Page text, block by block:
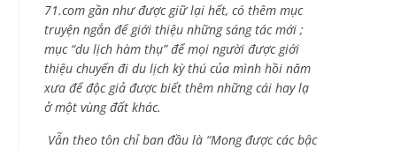
71.com gần như được giữ lại hết, có thêm mục
truyện ngắn để giới thiệu những sáng tác mới ;
mục “du lịch hàm thụ” để mọi người được giới
thiệu chuyến đi du lịch kỳ thú của mình hồi năm
xưa để độc giả được biết thêm những cái hay lạ
ở một vùng đất khác.
Vẫn theo tôn chỉ ban đầu là “Mong được các bậc